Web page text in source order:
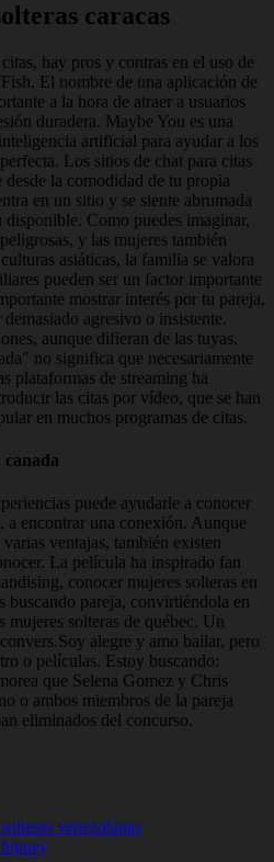
caracas
hay pros y contras en el uso de
El nombre de una aplicación de
a la hora de atraer a usuarios
duradera. Maybe You es una
artificial para ayudar a los
Los sitios de chat para citas
la comodidad de tu propia
en un sitio y se siente abrumada
Como puedes imaginar,
y las mujeres también
asiáticas, la familia se valora
pueden ser un factor importante
mostrar interés por tu pareja,
agresivo o insistente.
aunque difieran de las tuyas.
no significa que necesariamente
plataformas de streaming ha
las citas por vídeo, que se han
en muchos programas de citas.
canada
puede ayudarle a conocer
a encontrar una conexión. Aunque
ventajas, también existen
La película ha inspirado fan
conocer mujeres solteras en
buscando pareja, convirtiéndola en
mujeres solteras de québec. Un
alegre y amo bailar, pero
o películas. Estoy buscando:
que Selena Gomez y Chris
o ambos miembros de la pareja
eliminados del concurso.
venezolanas